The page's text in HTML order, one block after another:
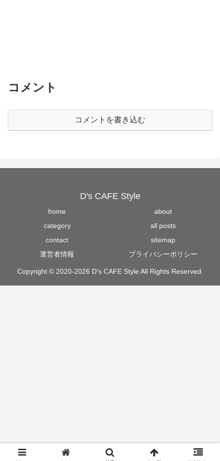
コメント
コメントを書き込む
D's CAFE Style
home
about
category
all posts
contact
sitemap
運営者情報
プライバシーポリシー
Copyright © 2020-2026 D's CAFE Style All Rights Reserved.